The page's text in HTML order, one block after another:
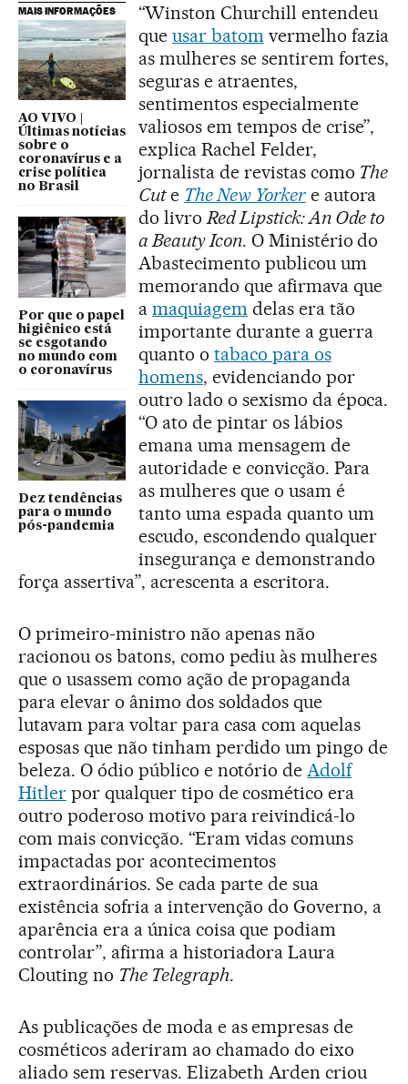
MAIS INFORMAÇÕES
AO VIVO |
Últimas notícias
sobre o
coronavírus e a
crise política
no Brasil
Por que o papel
higiênico está
se esgotando
no mundo com
o coronavírus
Dez tendências
para o mundo
pós-pandemia
“Winston Churchill entendeu
que usar batom vermelho fazia
as mulheres se sentirem fortes,
seguras e atraentes,
sentimentos especialmente
valiosos em tempos de crise”,
explica Rachel Felder,
jornalista de revistas como The
Cute The New Yorkere autora
do livro Red Lipstick: An Ode to
a Beauty Icon. O Ministério do
Abastecimento publicou um
memorando que afirmava que
a maquiagem delas era tão
importante durante a guerra
quanto o tabaco para os
homens, evidenciando por
outro lado o sexismo da época.
“O ato de pintar os lábios
emana uma mensagem de
autoridade e convicção. Para
as mulheres que o usam é
tanto uma espada quanto um
escudo, escondendo qualquer
insegurança e demonstrando
força assertiva”, acrescenta a escritora.
O primeiro-ministro não apenas não
racionou os batons, como pediu às mulheres
que o usassem como ação de propaganda
para elevar o ânimo dos soldados que
lutavam para voltar para casa com aquelas
esposas que não tinham perdido um pingo de
beleza. O ódio público e notório de Adolf
Hitlerpor qualquer tipo de cosmético era
outro poderoso motivo para reivindicá-lo
com mais convicção. “Eram vidas comuns
impactadas por acontecimentos
extraordinários. Se cada parte de sua
existência sofria a intervenção do Governo, a
aparência era a única coisa que podiam
controlar”, afirma a historiadora Laura
Clouting no The Telegraph.
As publicações de moda e as empresas de
cosméticos aderiram ao chamado do eixo
aliado sem reservas. Elizabeth Arden criou